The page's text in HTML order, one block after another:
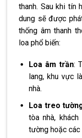
thanh. Sau khi tín
dung sẽ được
thống âm thanh
loa phổ biến:
Loa âm trần:
lang, khu vực
nhà.
Loa treo
tòa nhà,
tường hoặc